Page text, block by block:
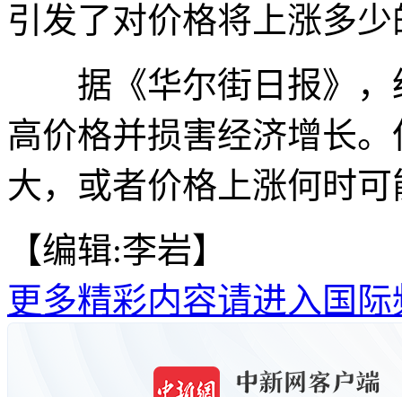
引发了对价格将上涨多
据《华尔街日报》，
高价格并损害经济增长
大，或者价格上涨何时
【编辑:李岩】
更多精彩内容请进入国际